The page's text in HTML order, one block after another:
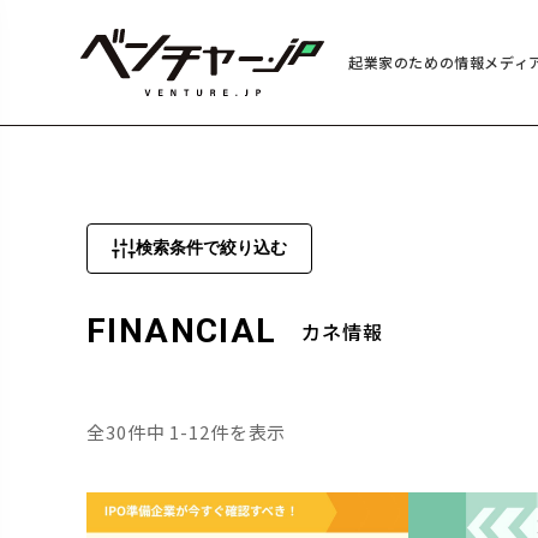
起業家のための情報メディ
検索条件で絞り込む
FINANCIAL カネ情報
全30件中 1-12件を表示